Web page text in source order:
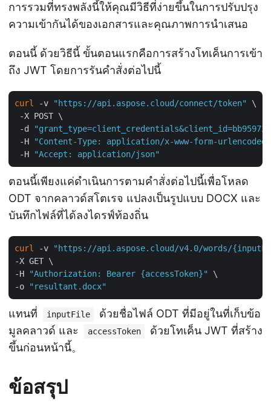
การรวมที่ทรงพลังนี้ให้คุณมีวิธีที่ง่ายขึ้นในการปรับปรุง
ความเข้ากันได้ของเอกสารและคุณภาพการนำเสนอ
ตอนนี้ ด้วยวิธีนี้ ขั้นตอนแรกคือการสร้างโทเค็นการเข้า
ถึง JWT โดยการรันคำสั่งต่อไปนี้
curl -v "https://api.aspose.cloud/connect/token"
\
-X POST \
-d
"grant_type=client_credentials&client_id=bb959721-
-H
"Content-Type: application/x-www-form-urlencoded"
-H
"Accept: application/json"
ตอนนี้เพียงแค่ดำเนินการตามคำสั่งต่อไปนี้เพื่อโหลด
ODT จากคลาวด์สโตเรจ แปลงเป็นรูปแบบ DOCX และ
บันทึกไฟล์ที่ได้ลงไดรฟ์ท้องถิ่น
curl -v
"https://api.aspose.cloud/v4.0/words/
-X GET \
-H
"Authorization: Bearer {accessToken}"
\
-o
"resultant.docx"
แทนที่ inputFile
ด้วยชื่อไฟล์ ODT ที่มีอยู่ในที่เก็บข้อ
มูลคลาวด์ และ
accessToken
ด้วยโทเค็น JWT ที่สร้าง
ขึ้นก่อนหน้านี้。
ข้อสรุป